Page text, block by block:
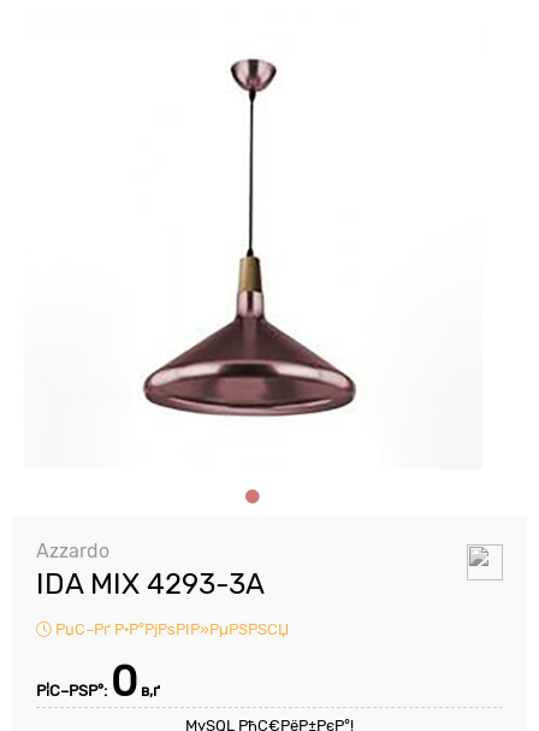
Azzardo
IDA MIX 4293-3A
РџС–Рґ Р·Р°РјРѕРІР»РµРЅРЅСЏ
Р¦С–РЅР°: 0 в‚ґ
MySQL РћС€РёР±РєР°!